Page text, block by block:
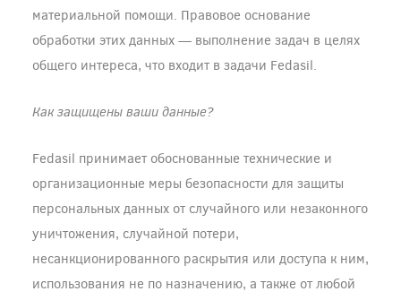
материальной помощи. Правовое основание
обработки этих данных — выполнение задач в целях
общего интереса, что входит в задачи Fedasil.
Как защищены ваши данные?
Fedasil принимает обоснованные технические и
организационные меры безопасности для защиты
персональных данных от случайного или незаконного
уничтожения, случайной потери,
несанкционированного раскрытия или доступа к ним,
использования не по назначению, а также от любой